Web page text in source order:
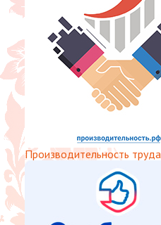
Производительность труда